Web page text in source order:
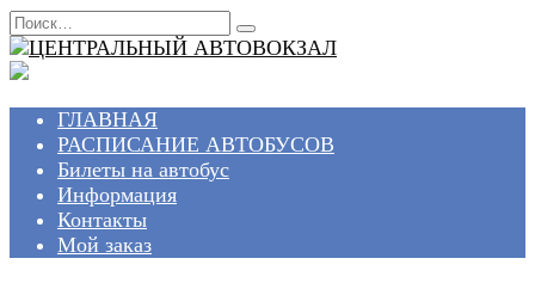
Перейти
к
содержанию
Search
for:
ГЛАВНАЯ
РАСПИСАНИЕ АВТОБУСОВ
Билеты на автобус
Информация
Контакты
Мой заказ